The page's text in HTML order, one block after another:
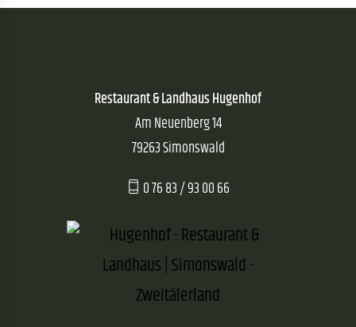
Restaurant & Landhaus Hugenhof
Am Neuenberg 14
79263 Simonswald
0 76 83 / 93 00 66